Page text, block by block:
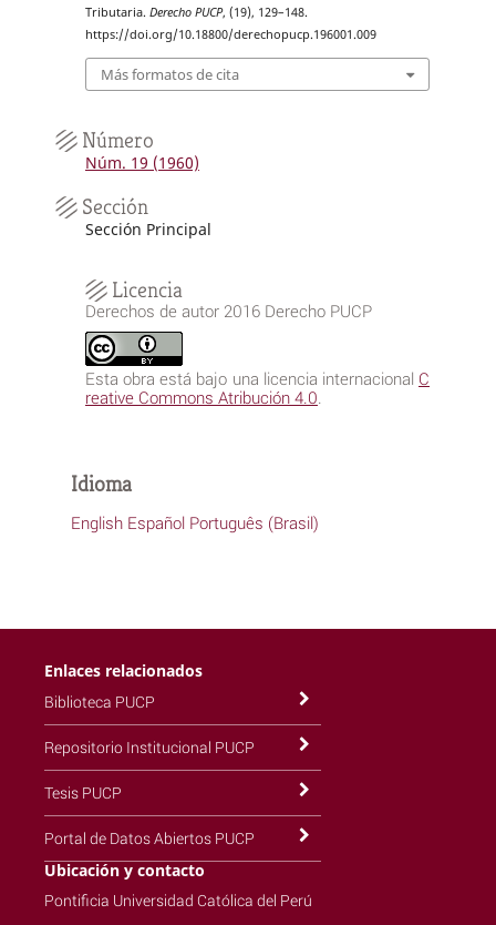
Tributaria. Derecho PUCP, (19), 129–148.
https://doi.org/10.18800/derechopucp.196001.009
Más formatos de cita
Número
Núm. 19 (1960)
Sección
Sección Principal
Licencia
Derechos de autor 2016 Derecho PUCP
Esta obra está bajo una licencia internacional C
reative Commons Atribución 4.0
Idioma
English Español Português (Brasil)
Enlaces relacionados
Biblioteca PUCP
Repositorio Institucional PUCP
Tesis PUCP
Portal de Datos Abiertos PUCP
Ubicación y contacto
Pontificia Universidad Católica del Perú